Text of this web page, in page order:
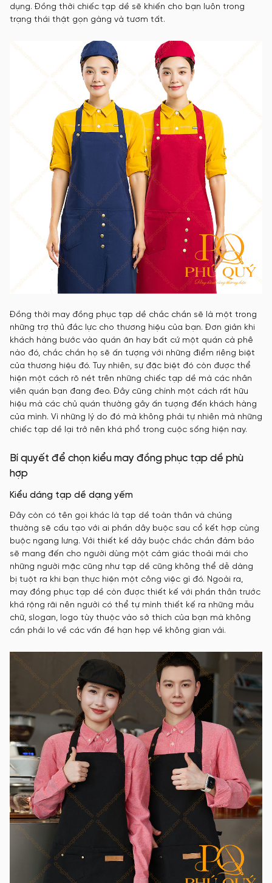
dụng. Đồng thời chiếc tạp dề sẽ khiến cho bạn luôn trong
trạng thái thật gọn gàng và tươm tất.
Đồng thời may đồng phục tạp dề chắc chắn sẽ là một trong
những trợ thủ đắc lực cho thương hiệu của bạn. Đơn giản khi
khách hàng bước vào quán ăn hay bất cứ một quán cà phê
nào đó, chắc chắn họ sẽ ấn tượng với những điểm riêng biệt
của thương hiệu đó. Tuy nhiên, sự đặc biệt đó còn được thể
hiện một cách rõ nét trên những chiếc tạp dề mà các nhân
viên quán bạn đang đeo. Đây cũng chính một cách rất hữu
hiệu mà các chủ quán thường gây ấn tượng đến khách hàng
của mình. Vì những lý do đó mà không phải tự nhiên mà những
chiếc tạp dề lại trở nên khá phổ trong cuộc sống hiện nay.
Bí quyết để chọn kiểu may đồng phục tạp dề phù
hợp
Kiểu dáng tạp dề dạng yếm
Đây còn có tên gọi khác là tạp dề toàn thân và chúng
thường sẽ cấu tạo với ai phần dây buộc sau cổ kết hợp cùng
buộc ngang lưng. Với thiết kế dây buộc chắc chắn đảm bảo
sẽ mang đến cho người dùng một cảm giác thoải mái cho
những người mặc cũng như tạp dề cũng không thể dễ dàng
bị tuột ra khi bạn thực hiện một công việc gì đó. Ngoài ra,
may đồng phục tạp dề còn được thiết kế với phần thân trước
khá rộng rãi nên người có thể tự mình thiết kế ra những mẫu
chữ, slogan, logo tùy thuộc vào sở thích của bạn mà không
cần phải lo về các vấn đề hạn hẹp về không gian vải.